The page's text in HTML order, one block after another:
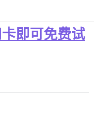
即可免费试